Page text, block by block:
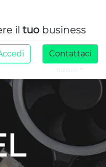
il tuo business
Contattaci